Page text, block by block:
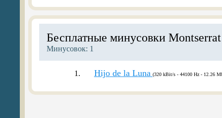
Бесплатные минусовки
Минусовок: 1
1. Hijo de la Luna (320 kBit/s - 44100 Hz - 12.26